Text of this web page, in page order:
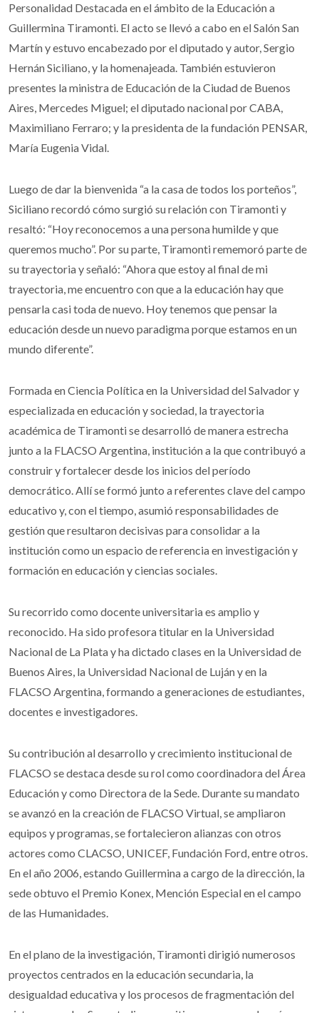
Personalidad Destacada en el ámbito de la Educación a
Guillermina Tiramonti. El acto se llevó a cabo en el Salón San
Martín y estuvo encabezado por el diputado y autor, Sergio
Hernán Siciliano, y la homenajeada. También estuvieron
presentes la ministra de Educación de la Ciudad de Buenos
Aires, Mercedes Miguel; el diputado nacional por CABA,
Maximiliano Ferraro; y la presidenta de la fundación PENSAR,
María Eugenia Vidal.
Luego de dar la bienvenida “a la casa de todos los porteños”,
Siciliano recordó cómo surgió su relación con Tiramonti y
resaltó: “Hoy reconocemos a una persona humilde y que
queremos mucho”. Por su parte, Tiramonti rememoró parte de
su trayectoria y señaló: “Ahora que estoy al final de mi
trayectoria, me encuentro con que a la educación hay que
pensarla casi toda de nuevo. Hoy tenemos que pensar la
educación desde un nuevo paradigma porque estamos en un
mundo diferente”.
Formada en Ciencia Política en la Universidad del Salvador y
especializada en educación y sociedad, la trayectoria
académica de Tiramonti se desarrolló de manera estrecha
junto a la FLACSO Argentina, institución a la que contribuyó a
construir y fortalecer desde los inicios del período
democrático. Allí se formó junto a referentes clave del campo
educativo y, con el tiempo, asumió responsabilidades de
gestión que resultaron decisivas para consolidar a la
institución como un espacio de referencia en investigación y
formación en educación y ciencias sociales.
Su recorrido como docente universitaria es amplio y
reconocido. Ha sido profesora titular en la Universidad
Nacional de La Plata y ha dictado clases en la Universidad de
Buenos Aires, la Universidad Nacional de Luján y en la
FLACSO Argentina, formando a generaciones de estudiantes,
docentes e investigadores.
Su contribución al desarrollo y crecimiento institucional de
FLACSO se destaca desde su rol como coordinadora del Área
Educación y como Directora de la Sede. Durante su mandato
se avanzó en la creación de FLACSO Virtual, se ampliaron
equipos y programas, se fortalecieron alianzas con otros
actores como CLACSO, UNICEF, Fundación Ford, entre otros.
En el año 2006, estando Guillermina a cargo de la dirección, la
sede obtuvo el Premio Konex, Mención Especial en el campo
de las Humanidades.
En el plano de la investigación, Tiramonti dirigió numerosos
proyectos centrados en la educación secundaria, la
desigualdad educativa y los procesos de fragmentación del